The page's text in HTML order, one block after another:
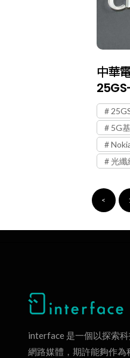
中華
5G
光纖
<
interface 是一個以探索
網路媒體，期許能夠作為